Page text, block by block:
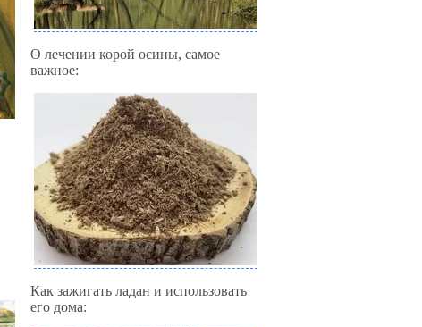
О лечении корой осины, самое
важное:
Как зажигать ладан и использовать
его дома: